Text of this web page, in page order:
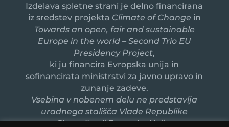
Izdelava spletne strani je delno financirana
iz sredstev projekta Climate of Change in
Towards an open, fair and sustainable
Europe in the world – Second Trio EU
Presidency Project,
ki ju financira Evropska unija in
sofinancirata ministrstvi za javno upravo in
zunanje zadeve.
Vsebina v nobenem delu ne predstavlja
uradnega stališča Vlade Republike
Slovenije ali Evropske Unije.